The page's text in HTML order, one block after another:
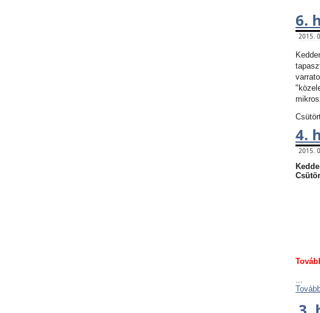
6.
2015.
4.
2015.
...